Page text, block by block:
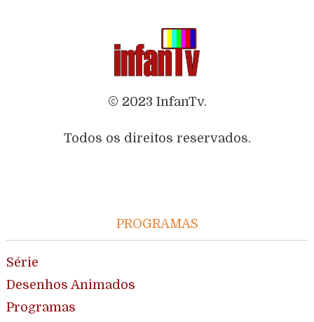
© 2023 InfanTv.
Todos os direitos reservados.
PROGRAMAS
Série
Desenhos Animados
Programas